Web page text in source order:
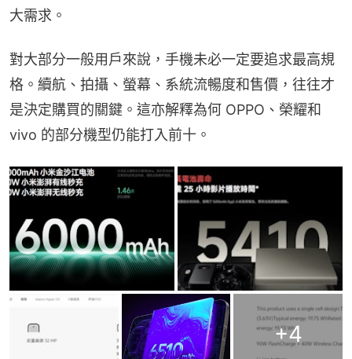
大需求。
對大部分一般用戶來說，手機未必一定要追求最高規
格。續航、拍攝、螢幕、系統流暢度和售價，往往才
是決定購買的關鍵。這亦解釋為何 OPPO、榮耀和
vivo 的部分機型仍能打入前十。
+4